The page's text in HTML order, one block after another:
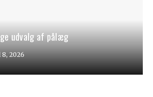
udvalg af pålæg
8, 2026